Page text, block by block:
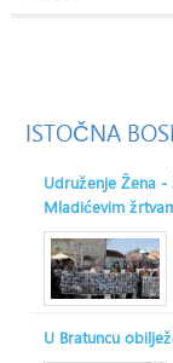
ISTOČNA
Udruženje Žena -
Mladićevim
U Bratuncu